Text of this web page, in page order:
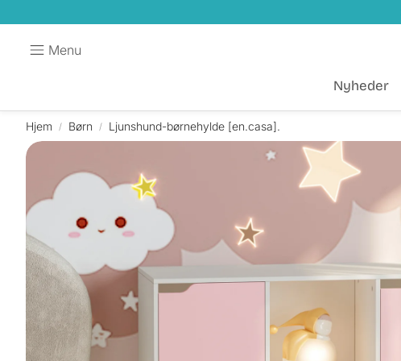
Menu
Nyheder
Hjem Børn Ljunshund-børnehylde [en.casa].